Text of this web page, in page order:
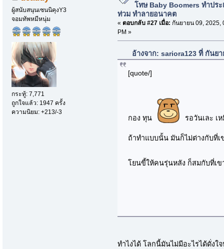
ผู้สนับสนุนเซนนิคุงY3
จอมทัพหมีหนุ่ม
กระทู้: 7,771
ถูกใจแล้ว: 1947 ครั้ง
ความนิยม: +213/-3
โทษ Baby Boomers ทำประ
ท่วม ทำลายอนาคต
« ตอบกลับ #27 เมื่อ: กันยายน 09, 2025,
PM »
อ้างจาก: sariora123 ที่ กันย
[quote/]
กอง ทุน รอวันเละ เ
ถ้าทำแบบนั้น มันก็ไม่ต่างกับที่เ
โยนขี้ให้คนรุ่นหลัง ก็สมกับที่เ
ทำไงได้ โลกนี้มันไม่มีอะไรได้ดั่งใ